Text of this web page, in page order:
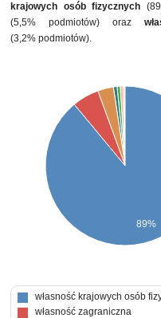
krajowych osób fizycznych
(5,5% podmiotów) oraz
(3,2% podmiotów).
89%
własność krajowych osób
własność zagraniczna